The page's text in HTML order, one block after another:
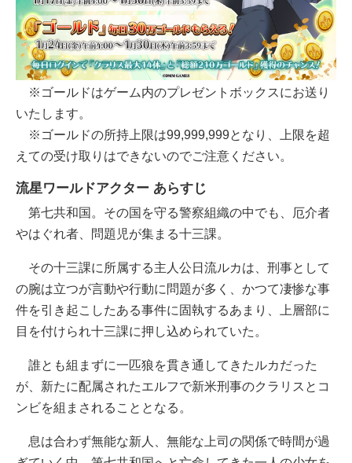
※ゴールドはゲーム内のプレゼントボックスにお送り
いたします。
※ゴールドの所持上限は99,999,999となり、上限を超
えての受け取りはできないのでご注意ください。
流星ワールドアクター あらすじ
第七共和国。その国を守る警察組織の中でも、厄介者
やはぐれ者、問題児が集まる十三課。
その十三課に所属する主人公日流ルカは、刑事として
の腕は立つが言動や行動に問題が多く、かつて凄惨な事
件を引き起こしたある事件に固執するあまり、上層部に
目を付けられ十三課に押し込められていた。
誰とも組まずに一匹狼を貫き通してきたルカだった
が、新たに配属されたエルフで新米刑事のクラリスとコ
ンビを組まされることとなる。
息は合わず無能な新人、無能な上司の関係で時間が過